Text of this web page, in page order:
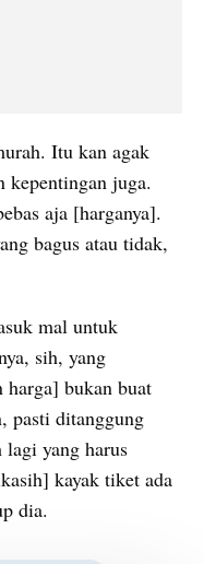
Itu kan agak
kepentingan juga.
aja [harganya].
bagus atau tidak,
mal untuk
sih, yang
harga] bukan buat
pasti ditanggung
lagi yang harus
kayak tiket ada
dia.